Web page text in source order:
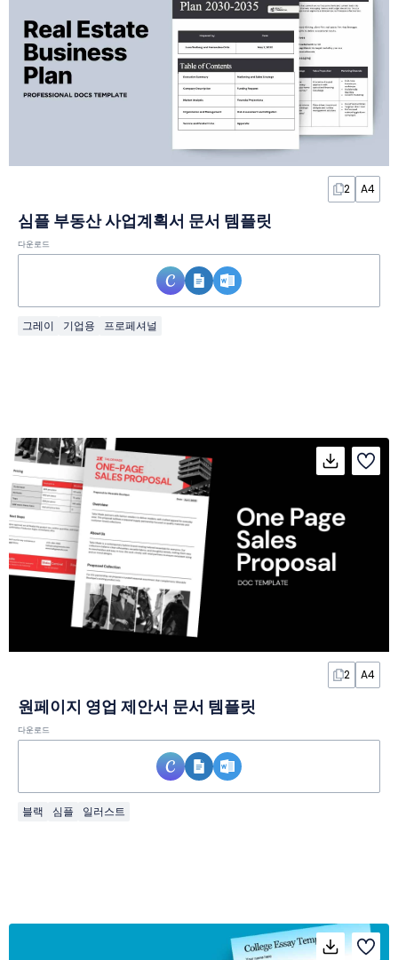
2 A4
심플 부동산 사업계획서 문서 템플릿
다운로드
그레이 기업용 프로페셔널
2 A4
원페이지 영업 제안서 문서 템플릿
다운로드
블랙 심플 일러스트